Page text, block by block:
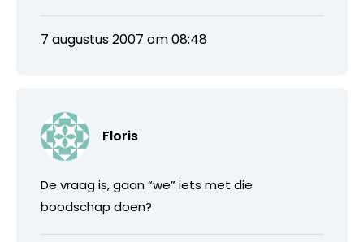
7 augustus 2007 om 08:48
Floris
De vraag is, gaan “we” iets met die
boodschap doen?